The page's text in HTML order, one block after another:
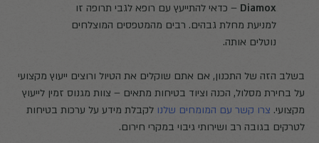
Diamox – כדאי להתייעץ עם רופא לגבי תרופה זו
למניעת מחלת גבהים. רבים מהמטפסים המוצלחים
נוטלים אותה.
בשלב הזה של התכנון, אם אתם שוקלים את הטיול ורוצים ייעוץ מקצועי
על בחירת מסלול, הכנה וציוד בטיחות מתאים – צוות מגנוס זמין לייעוץ
מקצועי. צרו קשר עם המומחים שלנו לקבלת מידע על ערכות בטיחות
לטרקים בגובה רב ושירותי גיבוי במקרי חירום.